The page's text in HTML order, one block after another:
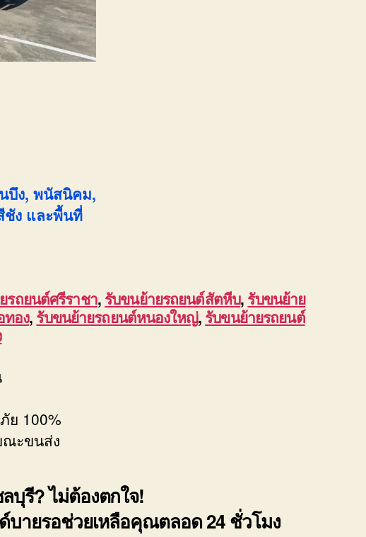
บึง, พนัสนิคม,
ชัง และพื้นที่
รถยนต์ศรีราชา, รับขนย้ายรถยนต์สัตหีบ, รับขนย้าย
ทอง, รับขนย้ายรถยนต์หนองใหญ่, รับขนย้ายรถยนต์
ย 100%
ณะขนส่ง
บุรี? ไม่ต้องตกใจ!
บายรอช่วยเหลือคุณตลอด 24 ชั่วโมง